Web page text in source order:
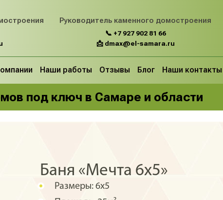
Руководитель каменного домостроения
📞 +7 927 902 81 66
📩 dmax@el-samara.ru
Наши работы Отзывы Блог Наши контакты
под ключ в Самаре и области
Баня «Мечта 6х5»
Размеры: 6х5